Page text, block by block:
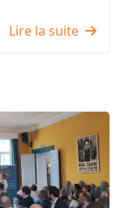
Lire la suite